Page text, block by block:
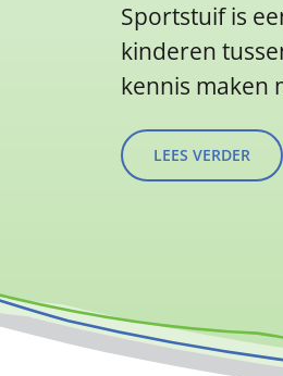
Sportstuif is
kinderen
kennis maken
LEES VERDER